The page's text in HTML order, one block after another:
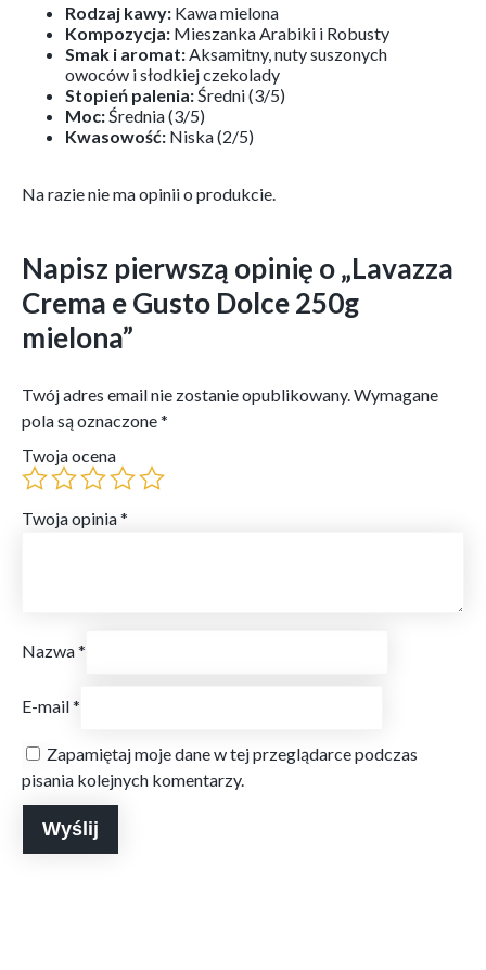
Rodzaj kawy: Kawa mielona
Kompozycja: Mieszanka Arabiki i Robusty
Smak i aromat: Aksamitny, nuty suszonych
owoców i słodkiej czekolady
Stopień palenia: Średni (3/5)
Moc: Średnia (3/5)
Kwasowość: Niska (2/5)
Na razie nie ma opinii o produkcie.
Napisz pierwszą opinię o „Lavazza
Crema e Gusto Dolce 250g
mielona”
Twój adres email nie zostanie opublikowany. Wymagane
pola są oznaczone*
Twoja ocena
Twoja opinia*
Nazwa*
E-mail*
Zapamiętaj moje dane w tej przeglądarce podczas
pisania kolejnych komentarzy.